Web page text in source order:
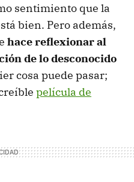
sentimiento que la
bien. Pero además,
hace reflexionar al
de lo desconocido
cosa puede pasar;
película de